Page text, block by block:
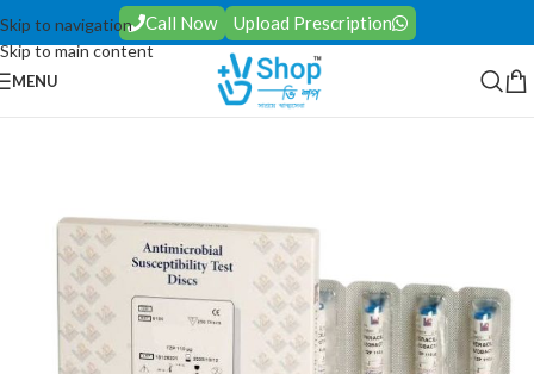
Skip to navigation
Skip to main content
Call Now Upload Prescription
MENU